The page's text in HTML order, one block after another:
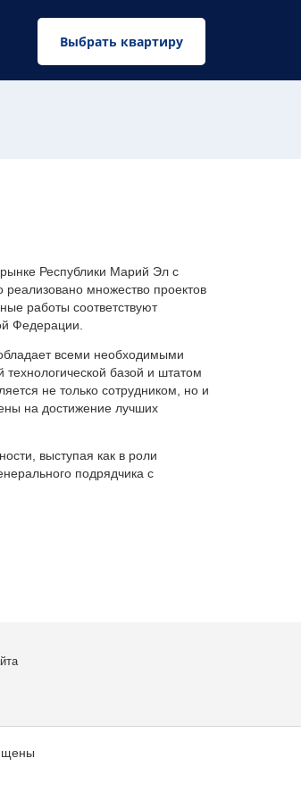
Выбрать квартиру
Республики Марий Эл с
множество проектов
работы соответствуют
Федерации.
всеми необходимыми
базой и штатом
не только сотрудником, но и
на достижение лучших
выступая как в роли
подрядчика с